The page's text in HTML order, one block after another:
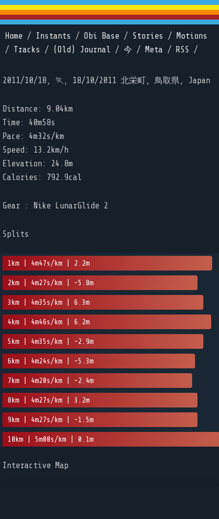
Home / Instants / Obi Base / Stories /
Motions
/ Tracks / (Old) Journal / 今 / Meta / RSS /
2011/10/18, 🏃, 18/10/2011 北栄町, 鳥取県, Japan
Distance: 9.04km
Time: 40m58s
Pace: 4m32s/km
Speed: 13.2km/h
Elevation: 24.8m
Calories: 792.9cal
Gear : Nike LunarGlide 2
Splits
1km | 4m47s/km | 2.2m
2km | 4m27s/km | -5.8m
3km | 4m35s/km | 6.3m
4km | 4m46s/km | 6.2m
5km | 4m35s/km | -2.9m
6km | 4m24s/km | -5.3m
7km | 4m20s/km | -2.4m
8km | 4m27s/km | 3.2m
9km | 4m27s/km | -1.5m
10km | 5m00s/km | 0.1m
Interactive Map